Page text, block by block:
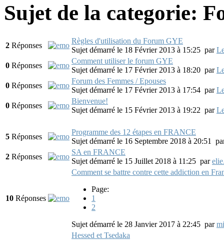
Sujet de la categorie:
2 Réponses
Règles d'utilisation du Forum GYE
Sujet démarré le 18 Février 2013 à 15:25 par
0 Réponses
Comment utiliser le forum GYE
Sujet démarré le 17 Février 2013 à 18:20 par
0 Réponses
Forum des Femmes / Epouses
Sujet démarré le 17 Février 2013 à 17:54 par
0 Réponses
Bienvenue!
Sujet démarré le 15 Février 2013 à 19:22 par
5 Réponses
Programme des 12 étapes en FRANCE
Sujet démarré le 16 Septembre 2018 à 20:51
2 Réponses
SA en FRANCE
Sujet démarré le 15 Juillet 2018 à 11:25 par
10 Réponses
Comment se battre contre cette addiction en
Page:
1
2
Sujet démarré le 28 Janvier 2017 à 22:45 par
Hessed et Tsedaka